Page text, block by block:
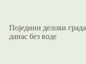
Поједини делови града
данас без воде